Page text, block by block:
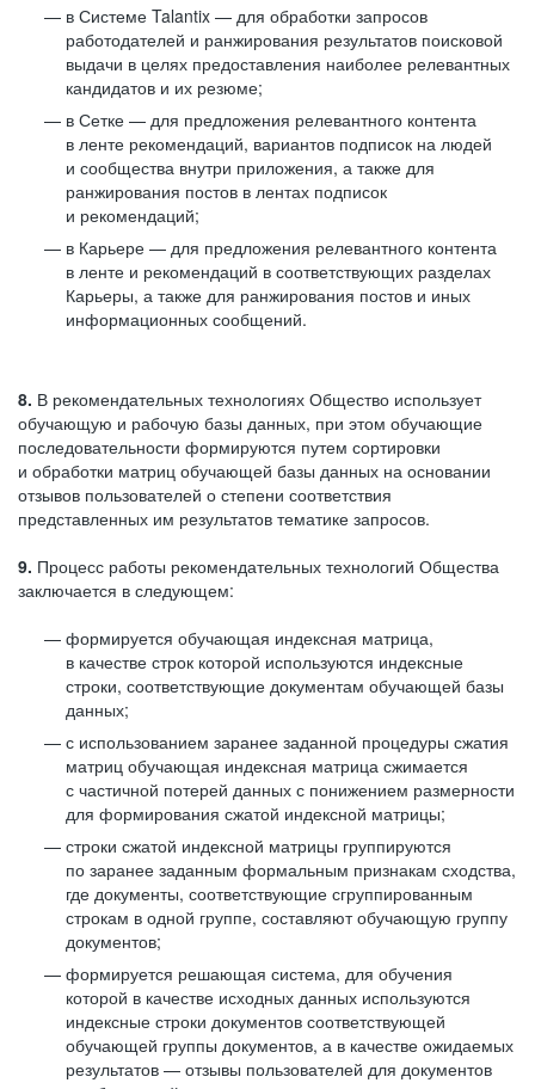
в Системе Talantix — для обработки запросов
работодателей и ранжирования результатов поисковой
выдачи в целях предоставления наиболее релевантных
кандидатов и их резюме;
в Сетке — для предложения релевантного контента
в ленте рекомендаций, вариантов подписок на людей
и сообщества внутри приложения, а также для
ранжирования постов в лентах подписок
и рекомендаций;
в Карьере — для предложения релевантного контента
в ленте и рекомендаций в соответствующих разделах
Карьеры, а также для ранжирования постов и иных
информационных сообщений.
8. В рекомендательных технологиях Общество использует
обучающую и рабочую базы данных, при этом обучающие
последовательности формируются путем сортировки
и обработки матриц обучающей базы данных на основании
отзывов пользователей о степени соответствия
представленных им результатов тематике запросов.
9. Процесс работы рекомендательных технологий Общества
заключается в следующем:
формируется обучающая индексная матрица,
в качестве строк которой используются индексные
строки, соответствующие документам обучающей базы
данных;
с использованием заранее заданной процедуры сжатия
матриц обучающая индексная матрица сжимается
с частичной потерей данных с понижением размерности
для формирования сжатой индексной матрицы;
строки сжатой индексной матрицы группируются
по заранее заданным формальным признакам сходства,
где документы, соответствующие сгруппированным
строкам в одной группе, составляют обучающую группу
документов;
формируется решающая система, для обучения
которой в качестве исходных данных используются
индексные строки документов соответствующей
обучающей группы документов, а в качестве ожидаемых
результатов — отзывы пользователей для документов